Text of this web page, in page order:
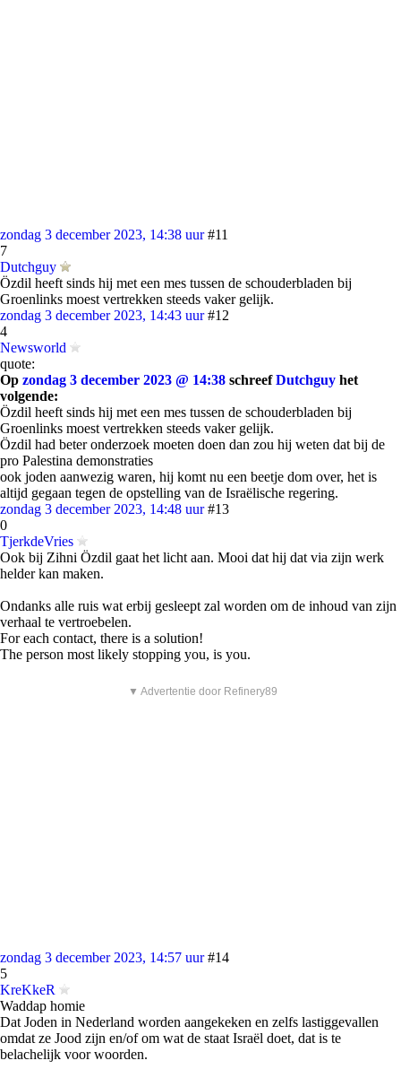
zondag 3 december 2023, 14:38 uur #11
7
Dutchguy
Özdil heeft sinds hij met een mes tussen de schouderbladen bij
Groenlinks moest vertrekken steeds vaker gelijk.
zondag 3 december 2023, 14:43 uur #12
4
Newsworld
quote:
Op zondag 3 december 2023 @ 14:38 schreefDutchguy het
volgende:
Özdil heeft sinds hij met een mes tussen de schouderbladen bij
Groenlinks moest vertrekken steeds vaker gelijk.
Özdil had beter onderzoek moeten doen dan zou hij weten dat bij de
pro Palestina demonstraties
ook joden aanwezig waren, hij komt nu een beetje dom over, het is
altijd gegaan tegen de opstelling van de Israëlische regering.
zondag 3 december 2023, 14:48 uur #13
0
TjerkdeVries
Ook bij Zihni Özdil gaat het licht aan. Mooi dat hij dat via zijn werk
helder kan maken.
Ondanks alle ruis wat erbij gesleept zal worden om de inhoud van zijn
verhaal te vertroebelen.
For each contact, there is a solution!
The person most likely stopping you, is you.
▼ Advertentie door Refinery89
zondag 3 december 2023, 14:57 uur #14
5
KreKkeR
Waddap homie
Dat Joden in Nederland worden aangekeken en zelfs lastiggevallen
omdat ze Jood zijn en/of om wat de staat Israël doet, dat is te
belachelijk voor woorden.